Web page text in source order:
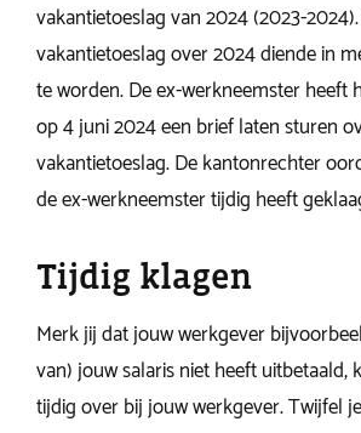
vakantietoeslag van 2024 (2023-
vakantietoeslag over 2024 diende in
te worden. De ex-werkneemster heeft
op 4 juni 2024 een brief laten sturen
vakantietoeslag. De kantonrechter
de ex-werkneemster tijdig heeft
Tijdig klagen
Merk jij dat jouw werkgever
van) jouw salaris niet heeft uitbetaald,
tijdig over bij jouw werkgever. Twijfel